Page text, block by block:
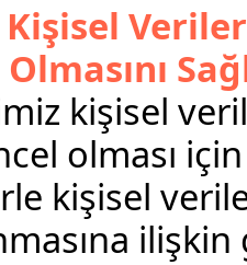
Kişisel
kişisel
olması
kişisel